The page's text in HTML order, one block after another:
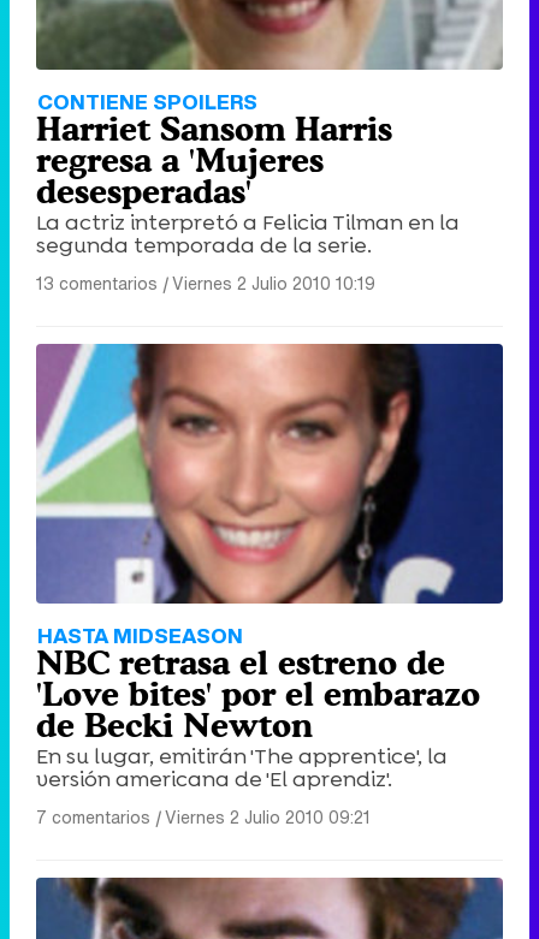
CONTIENE SPOILERS
Harriet Sansom Harris
regresa a 'Mujeres
desesperadas'
La actriz interpretó a Felicia Tilman en la
segunda temporada de la serie.
13 comentarios |Viernes 2 Julio 2010 10:19
HASTA MIDSEASON
NBC retrasa el estreno de
'Love bites' por el embarazo
de Becki Newton
En su lugar, emitirán 'The apprentice', la
versión americana de 'El aprendiz'.
7 comentarios |Viernes 2 Julio 2010 09:21